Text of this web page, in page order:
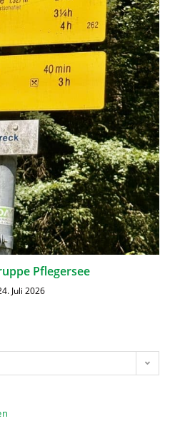
Pflegersee
Juli 2026